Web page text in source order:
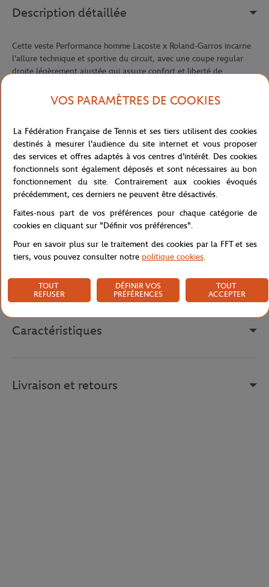
Description détaillée
Cette veste Performance homme Lacoste x Roland-Garros incarne
l'allure technique et sportive du circuit, avec une coupe regular
droite légèrement ajustée qui assure confort et liberté de
contrastantes, apporte une touche graphique signature
Confectionnée en maille technique en polyester recyclé, elle
bénéficie de la technologie Ultra Dry qui évacue efficacement la
transpiration pour une sensation de fraîcheur durable, que ce soit
à l'entraînement ou en échauffement. La taille et les poignets
côtelés, eux aussi rayés, viennent compléter cette ligne sportive
cohérente et soignée, tout en garantissant un maintien optimal.
Le logo Roland-Garros et le crocodile en silicone, tous deux
apposés sur la poitrine, signent cette veste d'une identité forte et
la production de matières vierges, idéale pour accompagner les
joueurs sur le court comme en dehors.
Référence :SH0742-166
Caractéristiques
Livraison et retours
VOS PARAMÈTRES DE COOKIES
La Fédération Française de Tennis et ses tiers utilisent des cookies
destinés à mesurer l'audience du site internet et vous proposer
des services et offres adaptés à vos centres d'intérêt. Des cookies
fonctionnels sont également déposés et sont nécessaires au bon
fonctionnement du site. Contrairement aux cookies évoqués
précédemment, ces derniers ne peuvent être désactivés.
Faites-nous part de vos préférences pour chaque catégorie de
cookies en cliquant sur "Définir vos préférences".
Pour en savoir plus sur le traitement des cookies par la FFT et ses
tiers, vous pouvez consulter notre politique cookies.
TOUT
REFUSER
DÉFINIR VOS
PRÉFÉRENCES
TOUT
ACCEPTER